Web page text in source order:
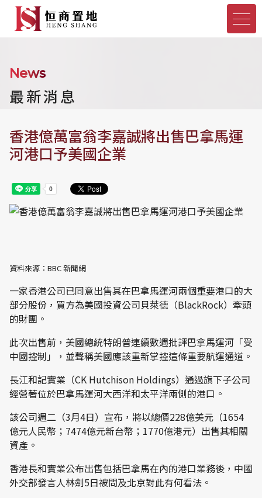
News
最新消息
香港億萬富翁李嘉誠將出售巴拿馬運
河港口予美國企業
資料來源：BBC 新聞網
一家香港公司已同意出售其在巴拿馬運河兩個重要港口的大
部分股份，買方為美國投資公司貝萊德（BlackRock）牽頭
的財團。
此次出售前，美國總統特朗普連續數週批評巴拿馬運河「受
中國控制」，並聲稱美國應該重新掌控這條重要航運通道。
長江和記實業（CK Hutchison Holdings）通過旗下子公司
經營著位於巴拿馬運河大西洋和太平洋兩側的港口。
該公司週二（3月4日）宣布，將以總價228億美元（1654
億元人民幣；7474億元新台幣；1770億港元）出售其相關
資產。
香港長和實業公布出售包括巴拿馬在內的港口業務後，中國
外交部發言人林劍5日被問及北京對此有何看法。